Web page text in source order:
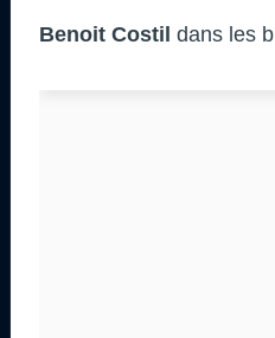
Benoit Costil dans les